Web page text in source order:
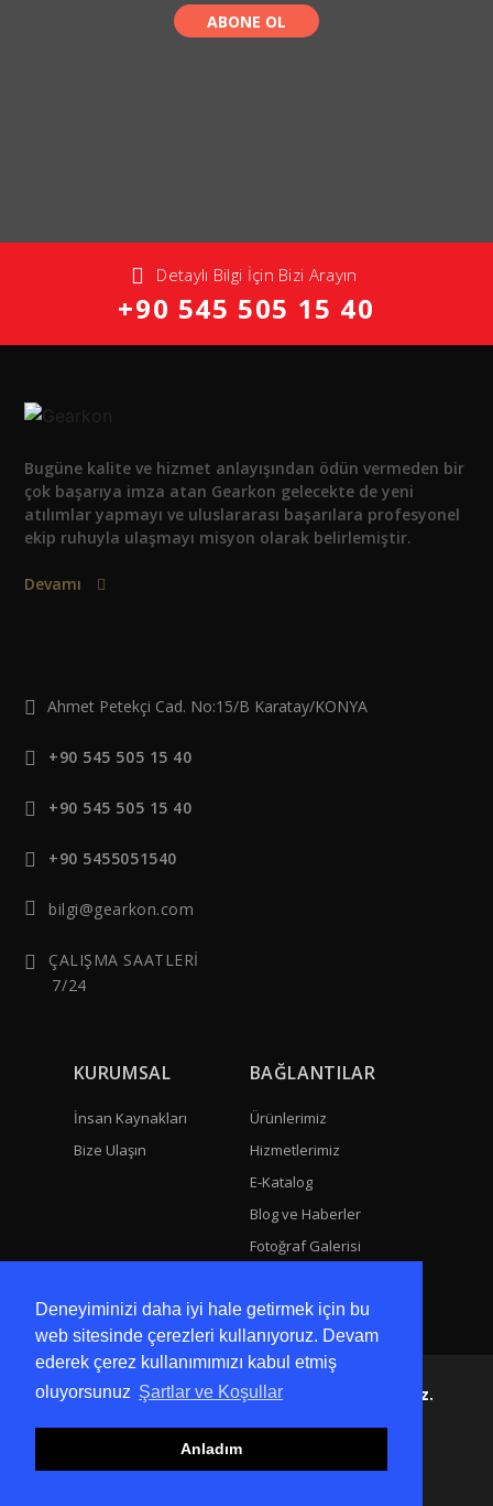
Deneyiminizi daha iyi hale getirmek için bu
web sitesinde çerezleri kullanıyoruz. Devam
ederek çerez kullanımımızı kabul etmiş
oluyorsunuz Şartlar ve Koşullar
Anladım
Detaylı Bilgi İçin Bizi Arayın
+90 545 505 15 40
Bugüne kalite ve hizmet anlayışından ödün vermeden bir
çok başarıya imza atan Gearkon gelecekte de yeni
atılımlar yapmayı ve uluslararası başarılara profesyonel
ekip ruhuyla ulaşmayı misyon olarak belirlemiştir.
Devamı
Ahmet Petekçi Cad. No:15/B Karatay/KONYA
+90 545 505 15 40
+90 545 505 15 40
+90 5455051540
bilgi@gearkon.com
ÇALIŞMA SAATLERİ
7/24
KURUMSAL
İnsan Kaynakları
Bize Ulaşın
BAĞLANTILAR
Ürünlerimiz
Hizmetlerimiz
E-Katalog
Blog ve Haberler
Fotoğraf Galerisi
Web sitemizdeki görseller izinsiz kullanılamaz.